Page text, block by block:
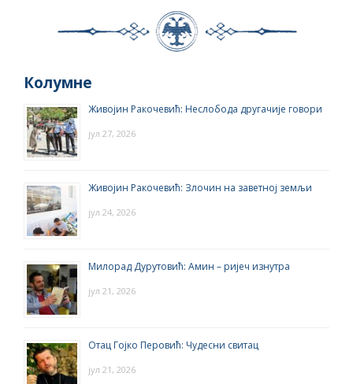
Колумне
Живојин Ракочевић: Неслобода другачије говори
јул 27, 2026
Живојин Ракочевић: Злочин на заветној земљи
јул 24, 2026
Милорад Дурутовић: Амин – ријеч изнутра
јул 21, 2026
Отац Гојко Перовић: Чудесни свитац
јул 21, 2026